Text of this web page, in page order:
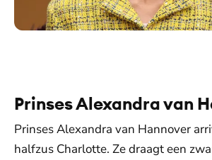
Prinses Alexandra van
Prinses Alexandra van Hannover
halfzus Charlotte. Ze draagt een